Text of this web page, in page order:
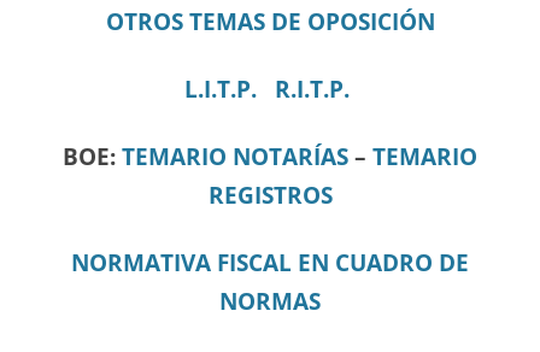
OTROS TEMAS DE OPOSICIÓN
L.I.T.P. R.I.T.P.
BOE: TEMARIO NOTARÍAS – TEMARIO
REGISTROS
NORMATIVA FISCAL EN CUADRO DE
NORMAS